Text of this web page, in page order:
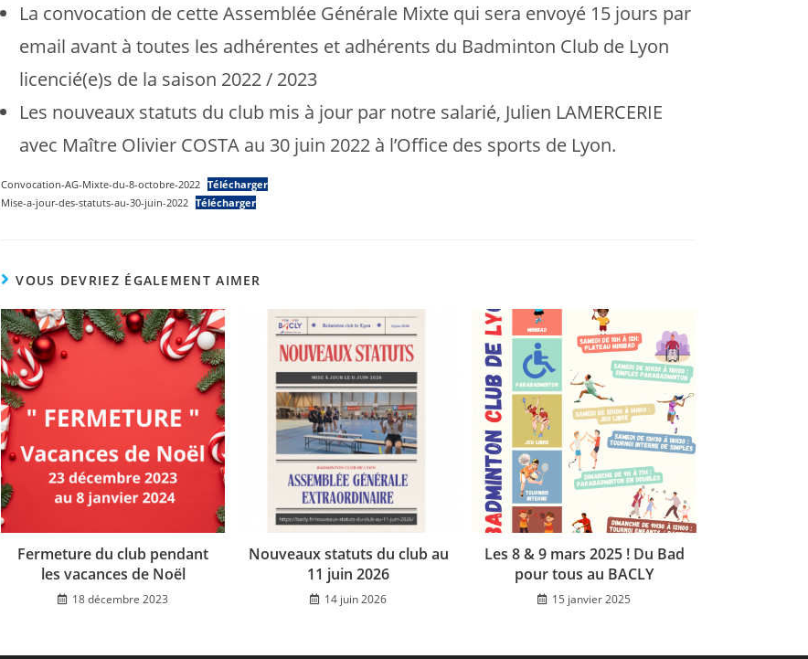
La convocation de cette Assemblée Générale Mixte qui sera envoyé 15 jours par
email avant à toutes les adhérentes et adhérents du Badminton Club de Lyon
licencié(e)s de la saison 2022 / 2023
Les nouveaux statuts du club mis à jour par notre salarié, Julien LAMERCERIE
avec Maître Olivier COSTA au 30 juin 2022 à l’Office des sports de Lyon.
Convocation-AG-Mixte-du-8-octobre-2022 Télécharger
Mise-a-jour-des-statuts-au-30-juin-2022 Télécharger
VOUS DEVRIEZ ÉGALEMENT AIMER
Fermeture du club pendant
les vacances de Noël
18 décembre 2023
Nouveaux statuts du club au
11 juin 2026
14 juin 2026
Les 8 & 9 mars 2025 ! Du Bad
pour tous au BACLY
15 janvier 2025